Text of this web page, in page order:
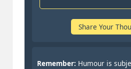
Share Your
Remember: Humour is